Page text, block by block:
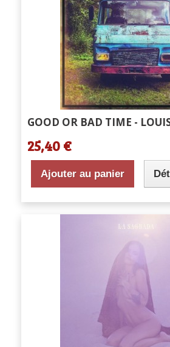
GOOD OR BAD TIME -
25,40 €
Ajouter au panier